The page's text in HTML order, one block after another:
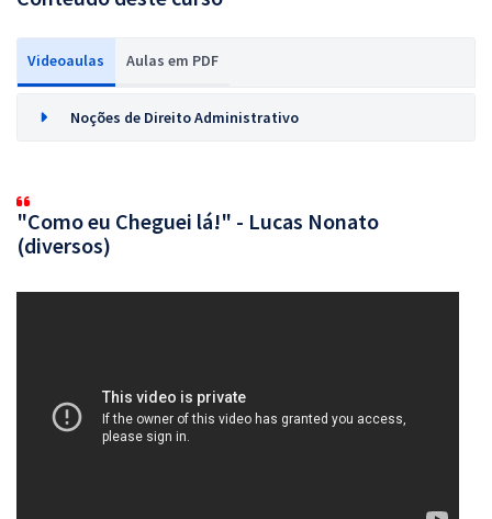
Videoaulas Aulas em PDF
Noções de Direito Administrativo
"Como eu Cheguei lá!" - Lucas Nonato
(diversos)